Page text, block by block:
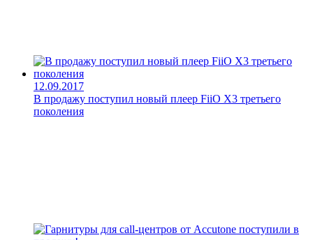
12.09.2017
В продажу поступил новый плеер FiiO X3 третьего
поколения